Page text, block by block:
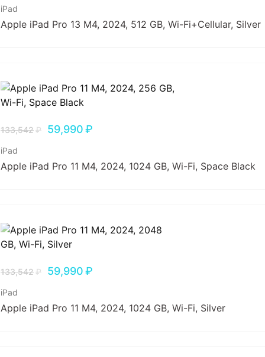
iPad
Apple iPad Pro 13 M4, 2024, 512 GB, Wi-Fi+Cellular, Silver
133,542₽ 59,990₽
iPad
Apple iPad Pro 11 M4, 2024, 1024 GB, Wi-Fi, Space Black
133,542₽ 59,990₽
iPad
Apple iPad Pro 11 M4, 2024, 1024 GB, Wi-Fi, Silver